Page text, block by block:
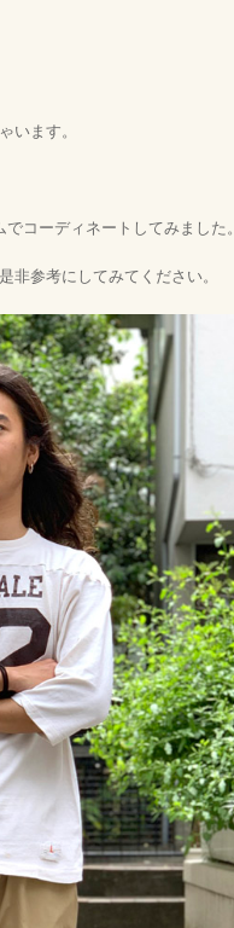
います。
コーディネートしてみました。
参考にしてみてください。